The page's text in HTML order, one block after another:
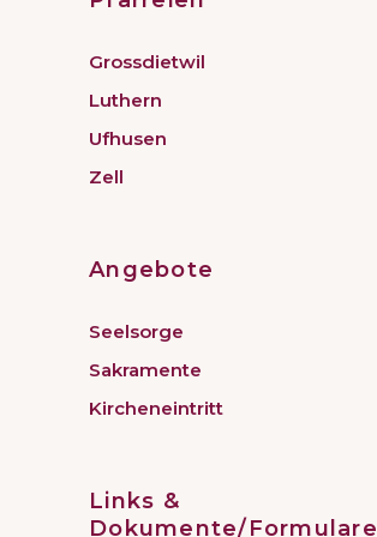
Grossdietwil
Luthern
Ufhusen
Zell
Angebote
Seelsorge
Sakramente
Kircheneintritt
Links &
Dokumente/Formulare